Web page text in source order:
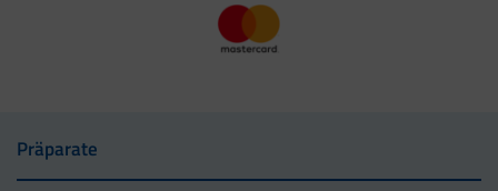
Präparate